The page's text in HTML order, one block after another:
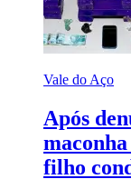
Vale do Aço
Após
filho